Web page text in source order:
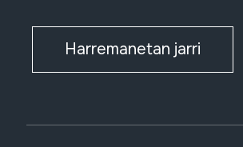
Harremanetan jarri